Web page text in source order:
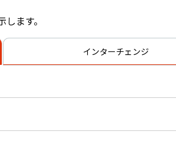
ます。
インターチェンジ